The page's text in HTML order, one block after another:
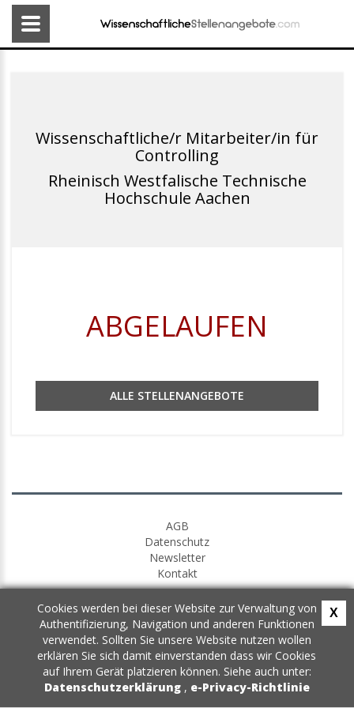
Wissenschaftliche/r Mitarbeiter/in für
Controlling
Rheinisch Westfalische Technische
Hochschule Aachen
ABGELAUFEN
ALLE STELLENANGEBOTE
AGB
Datenschutz
Newsletter
Kontakt
Cookies werden bei dieser Website zur Verwaltung von
Authentifizierung, Navigation und anderen Funktionen
verwendet. Sollten Sie unsere Website nutzen wollen
erklären Sie sich damit einverstanden dass wir Cookies
auf Ihrem Gerät platzieren können. Siehe auch unter:
Datenschutzerklärung , e-Privacy-Richtlinie
X